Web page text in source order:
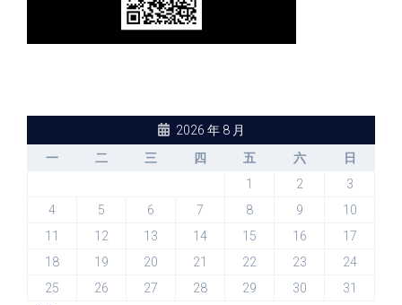
2026 年 8 月
一
二 三 四 五 六
日
1
2
3
4
5 6 7 8 9
10
11
12 13 14 15 16
17
18
19 20 21 22 23
24
25
26 27 28 29 30
31